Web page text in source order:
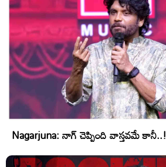
Nagarjuna: నాగ్ చెప్పింది వాస్తవమే కానీ..!